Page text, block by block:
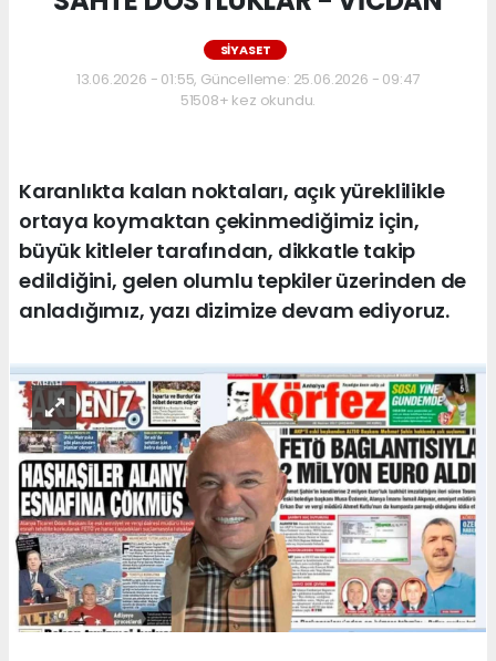
SİYASET
13.06.2026 - 01:55, Güncelleme: 25.06.2026 - 09:47
51508+ kez okundu.
Karanlıkta kalan noktaları, açık yüreklilikle
ortaya koymaktan çekinmediğimiz için,
büyük kitleler tarafından, dikkatle takip
edildiğini, gelen olumlu tepkiler üzerinden de
anladığımız, yazı dizimize devam ediyoruz.